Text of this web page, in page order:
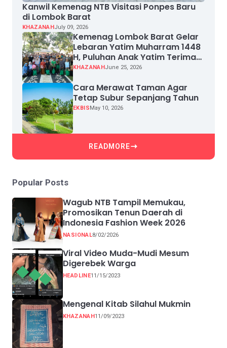
Kanwil Kemenag NTB Visitasi Ponpes Baru
di Lombok Barat
KHAZANAHJuly 09, 2026
Kemenag Lombok Barat Gelar
Lebaran Yatim Muharram 1448
H, Puluhan Anak Yatim Terima
Santunan
KHAZANAHJune 25, 2026
Cara Merawat Taman Agar
Tetap Subur Sepanjang Tahun
EKBISMay 10, 2026
READMORE
Popular Posts
Wagub NTB Tampil Memukau,
Promosikan Tenun Daerah di
Indonesia Fashion Week 2026
NASIONAL8/02/2026
Viral Video Muda-Mudi Mesum
Digerebek Warga
HEADLINE11/15/2023
Mengenal Kitab Silahul Mukmin
KHAZANAH11/09/2023